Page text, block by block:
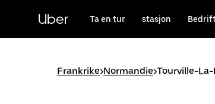
hovedinnholdet
Uber Ta en tur stasjon
Frankrike>Normandie>Tourville-La-